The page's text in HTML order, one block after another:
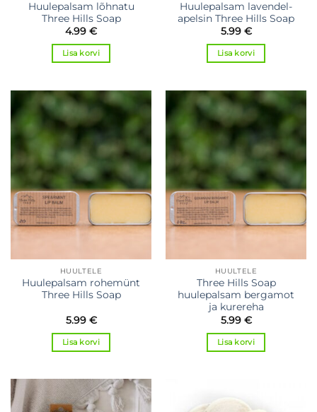
Huulepalsam lõhnatu
Three Hills Soap
4.99 €
Lisa korvi
Huulepalsam lavendel-
apelsin Three Hills Soap
5.99 €
Lisa korvi
HUULTELE
Huulepalsam rohemünt
Three Hills Soap
5.99 €
Lisa korvi
HUULTELE
Three Hills Soap
huulepalsam bergamot
ja kurereha
5.99 €
Lisa korvi